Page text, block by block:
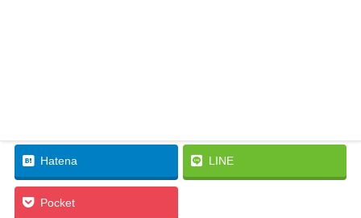
Hatena LINE
Pocket